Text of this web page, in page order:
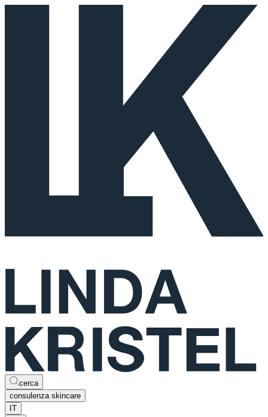
cerca
consulenza skincare
IT